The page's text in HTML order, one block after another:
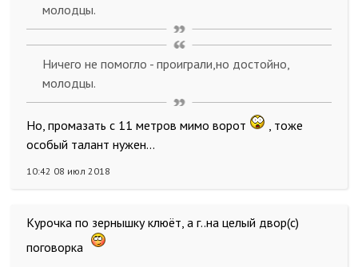
молодцы.
Ничего не помогло - проиграли,но достойно,
молодцы.
Но, промазать с 11 метров мимо ворот
, тоже
особый талант нужен...
10:42 08 июл 2018
Курочка по зернышку клюёт, а г..на целый двор(с)
поговорка